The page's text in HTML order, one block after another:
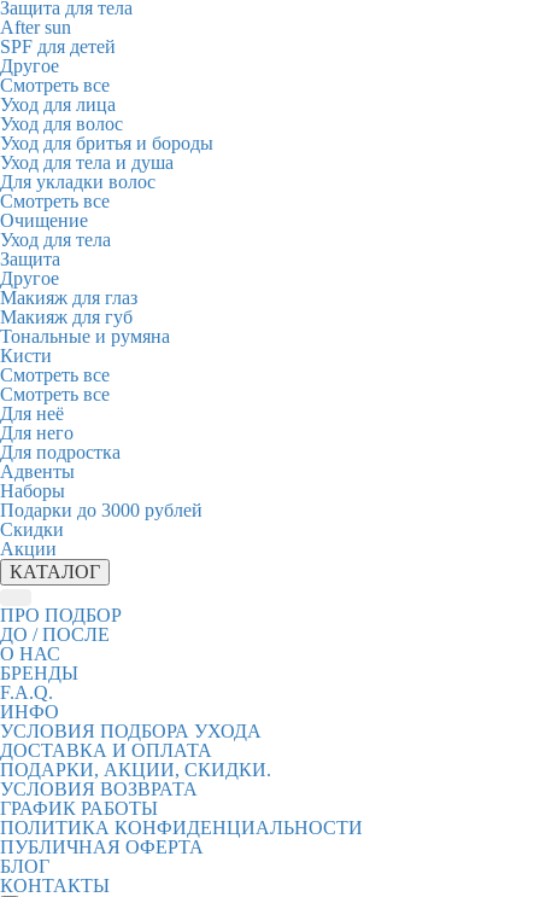
Защита для тела
After sun
SPF для детей
Другое
Смотреть все
Уход для лица
Уход для волос
Уход для бритья и бороды
Уход для тела и душа
Для укладки волос
Смотреть все
Очищение
Уход для тела
Защита
Другое
Макияж для глаз
Макияж для губ
Тональные и румяна
Кисти
Смотреть все
Смотреть все
Для неё
Для него
Для подростка
Адвенты
Наборы
Подарки до 3000 рублей
Скидки
Акции
КАТАЛОГ
ПРО ПОДБОР
ДО / ПОСЛЕ
О НАС
БРЕНДЫ
F.A.Q.
ИНФО
УСЛОВИЯ ПОДБОРА УХОДА
ДОСТАВКА И ОПЛАТА
ПОДАРКИ, АКЦИИ, СКИДКИ.
УСЛОВИЯ ВОЗВРАТА
ГРАФИК РАБОТЫ
ПОЛИТИКА КОНФИДЕНЦИАЛЬНОСТИ
ПУБЛИЧНАЯ ОФЕРТА
БЛОГ
КОНТАКТЫ